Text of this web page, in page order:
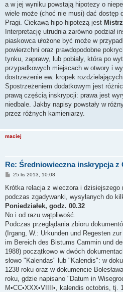
a w jej wyniku powstają hipotezy o
wiele może (choć nie musi) dać dostęp
Pragi. Ciekawą hipo-hipotezą jest
Interpretację utrudnia zarówno podział
piaskowca ułożone być może w
powierzchni oraz prawdopodobne
tynku, zaprawy, lub pobiały, która po
przypadkowych miejscach w otwory i
dostrzeżenie ew. kropek rozdzielających
Spostrzeżeniem dodatkowym jest
prawą częścią inskrypcji: prawa jest
niedbale. Jakby napisy powstały w
przez różnych kamieniarzy.
maciej
Re: Średniowieczna inskrypcja z
P
s
25 lis 2013, 10:08
Krótka relacja z wieczora i dzisiejszego
podczas zgadywanki, wysyłanych do
Poniedziałek, godz. 00.32
No i od razu wątpliwość.
Podczas przeglądania zbioru
(Irgang, W.: Urkunden und Regesten
im Bereich des Bistums Cammin und
1988) początkowo w dwóch
słowo "Kalendas" lub "Kalendis": w
1238 roku oraz w dokumencie
roku, gdzie napisano "Datum in
M•CC•XXX•VIIII•, kalendis octobris, tj.